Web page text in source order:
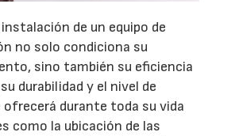
de un equipo de
no solo condiciona su
sino también su eficiencia
durabilidad y el nivel de
durante toda su vida
como la ubicación de las